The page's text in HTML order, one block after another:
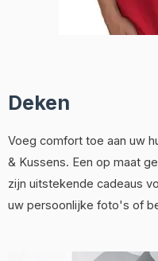
Deken
Voeg comfort toe aan uw
& Kussens. Een op maat
zijn uitstekende cadeaus
uw persoonlijke foto's of